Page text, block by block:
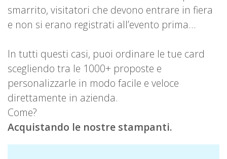
smarrito, visitatori che devono entrare in fiera
e non si erano registrati all’evento prima...
In tutti questi casi, puoi ordinare le tue card
scegliendo tra le 1000+ proposte e
personalizzarle in modo facile e veloce
direttamente in azienda.
Come?
Acquistando le nostre stampanti.